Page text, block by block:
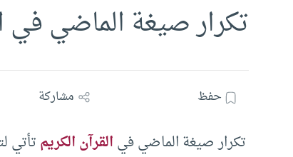
تكرار صيغة الماضي في
حفظ مشاركة
تكرار صيغة الماضي فيالقرآن الكريمتأتي